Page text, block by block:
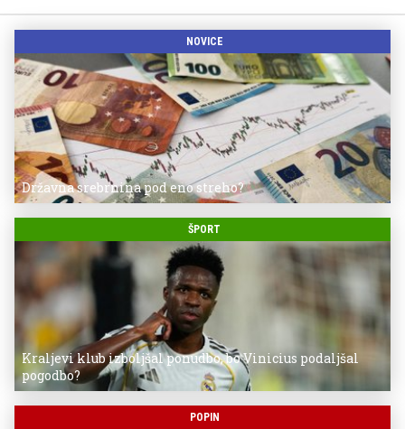
NOVICE
Državna srebrnina pod eno streho?
ŠPORT
Kraljevi klub izboljšal ponudbo, bo Vinicius podaljšal
pogodbo?
POPIN